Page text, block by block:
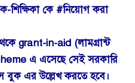
শিক্ষিকা কে #নিয়োগ করা
grant-in-aid (লামগ্রান্ট
এ এসেছে সেই সরকারি
বুক এর উল্লেখ করতে হবে।